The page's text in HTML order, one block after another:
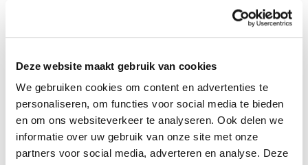
Deze website maakt gebruik van cookies
We gebruiken cookies om content en advertenties te
personaliseren, om functies voor social media te bieden
en om ons websiteverkeer te analyseren. Ook delen we
informatie over uw gebruik van onze site met onze
partners voor social media, adverteren en analyse. Deze
framework door: * inzicht te verkrijgen in de
belangrijkste concepten van servicemanagement * te
organisatie kunnen helpen bij het adopteren en
toepassen van servicemanagement * inzicht te
verkrijgen in de vier dimensies van servicemanagement
* inzicht te verkrijgen in het doel en de componenten
van het ITIL-servicewaardesysteem * inzicht te